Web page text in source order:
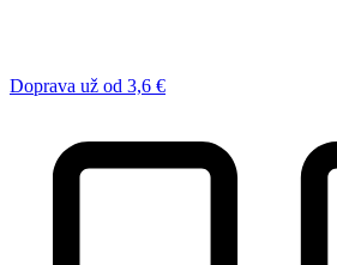
Doprava už od 3,6 €